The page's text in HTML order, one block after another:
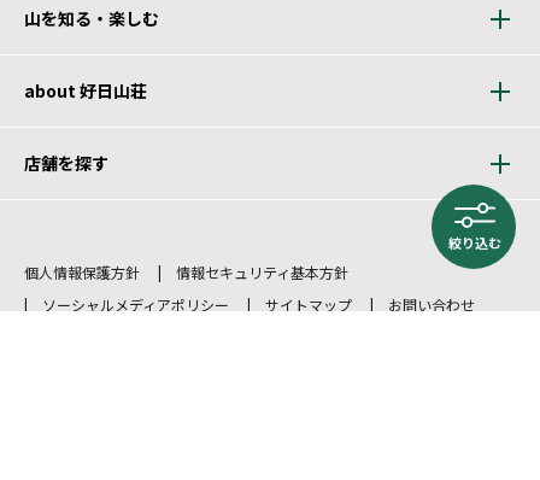
絞り込む
山を知る・楽しむ
about 好日山荘
店舗を探す
個人情報保護方針
情報セキュリティ基本方針
ソーシャルメディアポリシー
サイトマップ お問い合わせ